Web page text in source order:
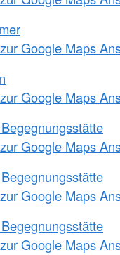
Google Maps
Google Maps
Google Maps
Google Maps
Google Maps